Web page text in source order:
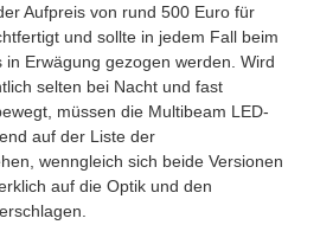
Aufpreis von rund 500 Euro für
und sollte in jedem Fall beim
Erwägung gezogen werden. Wird
selten bei Nacht und fast
müssen die Multibeam LED-
auf der Liste der
wenngleich sich beide Versionen
auf die Optik und den